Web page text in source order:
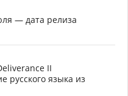
— дата релиза
II
русского языка из